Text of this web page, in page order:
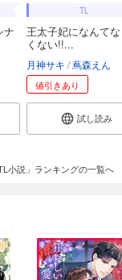
ナ
TL
王太子妃になんて
くない!!...
月神サキ 蔦森えん
値引きあり
試し読み
TL小説」ランキングの一覧へ